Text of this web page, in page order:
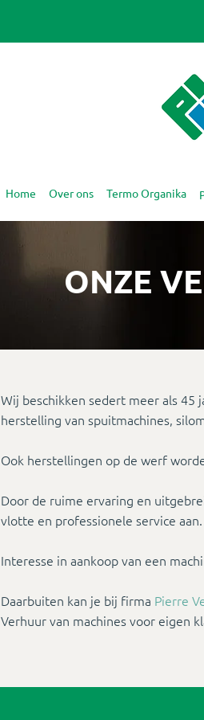
Home Over ons Termo Organika
ONZE
Wij beschikken sedert meer als 45
herstelling van spuitmachines,
Ook herstellingen op de werf
Door de ruime ervaring en
vlotte en professionele service aan.
Interesse in aankoop van een
Daarbuiten kan je bij firma Pierre
Verhuur van machines voor eigen